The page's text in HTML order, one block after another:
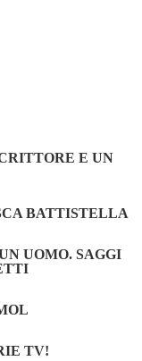
E UN
BATTISTELLA
UOMO. SAGGI
TV!